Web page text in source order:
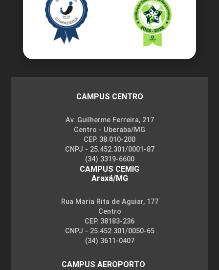
CAMPUS CENTRO
Av. Guilherme Ferreira, 217
Centro - Uberaba/MG
CEP. 38.010-200
CNPJ - 25.452.301/0001-87
(34) 3319-6600
CAMPUS CEMIG
Araxá/MG
Rua Maria Rita de Aguiar, 177
Centro
CEP. 38183-236
CNPJ - 25.452.301/0050-65
(34) 3611-0407
CAMPUS AEROPORTO